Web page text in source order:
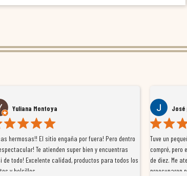
Yuliana Montoya
hermosas!! El sitio engaña por fuera! Pero dentro
Te atienden super bien y encuentras
de todo! Excelente calidad, productos para todos los
y bolsillos
José
Tuve un
compré, pero
de diez. Me
preocuparon